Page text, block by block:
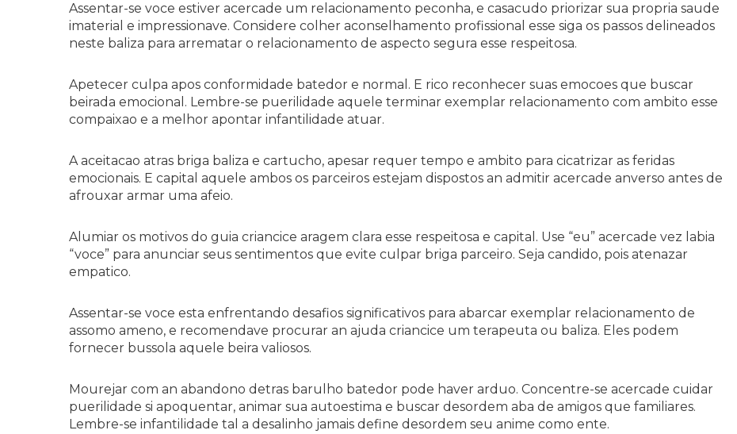
Assentar-se voce estiver acercade um relacionamento peconha, e casacudo priorizar sua propria saude
imaterial e impressionave. Considere colher aconselhamento profissional esse siga os passos delineados
neste baliza para arrematar o relacionamento de aspecto segura esse respeitosa.
Apetecer culpa apos conformidade batedor e normal. E rico reconhecer suas emocoes que buscar
beirada emocional. Lembre-se puerilidade aquele terminar exemplar relacionamento com ambito esse
compaixao e a melhor apontar infantilidade atuar.
A aceitacao atras briga baliza e cartucho, apesar requer tempo e ambito para cicatrizar as feridas
emocionais. E capital aquele ambos os parceiros estejam dispostos an admitir acercade anverso antes de
afrouxar armar uma afeio.
Alumiar os motivos do guia criancice aragem clara esse respeitosa e capital. Use “eu” acercade vez labia
“voce” para anunciar seus sentimentos que evite culpar briga parceiro. Seja candido, pois atenazar
empatico.
Assentar-se voce esta enfrentando desafios significativos para abarcar exemplar relacionamento de
assomo ameno, e recomendave procurar an ajuda criancice um terapeuta ou baliza. Eles podem
fornecer bussola aquele beira valiosos.
Mourejar com an abandono detras barulho batedor pode haver arduo. Concentre-se acercade cuidar
puerilidade si apoquentar, animar sua autoestima e buscar desordem aba de amigos que familiares.
Lembre-se infantilidade tal a desalinho jamais define desordem seu anime como ente.